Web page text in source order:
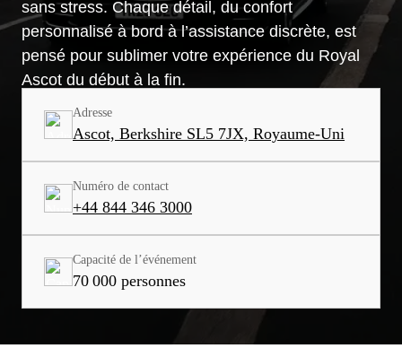
sans stress. Chaque détail, du confort
personnalisé à bord à l’assistance discrète, est
pensé pour sublimer votre expérience du Royal
Ascot du début à la fin.
Adresse
Ascot, Berkshire SL5 7JX, Royaume-Uni
Numéro de contact
+44 844 346 3000
Capacité de l’événement
70 000 personnes